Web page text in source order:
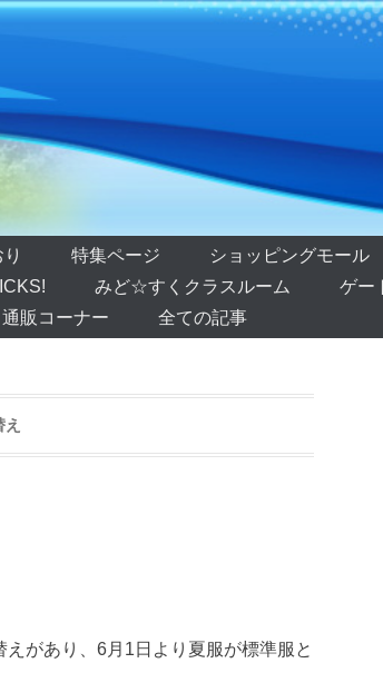
特集ページ ショッピングモール
みど☆すくクラスルーム ゲー
通販コーナー
全ての記事
があり、6月1日より夏服が標準服と